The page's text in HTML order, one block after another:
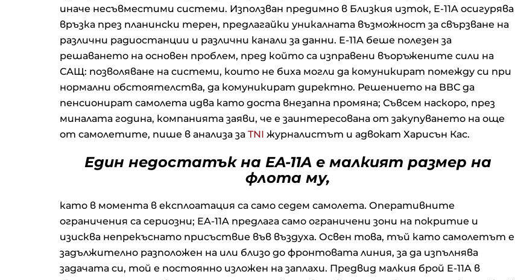
иначе несъвместими системи. Използван предимно в Близкия изток, E-11A осигурява
връзка през планински терен, предлагайки уникалната възможност за свързване на
различни радиостанции и различни канали за данни. E-11A беше полезен за
решаването на основен проблем, пред който са изправени въоръжените сили на
САЩ: позволяване на системи, които не биха могли да комуникират помежду си при
нормални обстоятелства, да комуникират директно. Решението на ВВС да
пенсионират самолета идва като доста внезапна промяна; Съвсем наскоро, през
миналата година, компанията заяви, че е заинтересована от закупуването на още
от самолетите, пише в анализа за TNI журналистът и адвокат Харисън Кас.
Един недостатък на EA-11A е малкият размер на
флота му,
като в момента в експлоатация са само седем самолета. Оперативните
ограничения са сериозни; EA-11A предлага само ограничени зони на покритие и
изисква непрекъснато присъствие във въздуха. Освен това, тъй като самолетът е
задължително разположен на или близо до фронтовата линия, за да изпълнява
задачата си, той е постоянно изложен на заплахи. Предвид малкия брой E-11A в